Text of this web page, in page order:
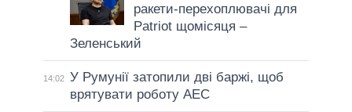
ракети-перехоплювачі для
Patriot щомісяця –
Зеленський
14:02 У Румунії затопили дві баржі, щоб
врятувати роботу АЕС